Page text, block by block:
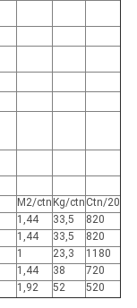
M2/ctn Kg/ctn Ctn/20
1,44 33,5
820
1,44 33,5
820
1 23,3
1180
1,44 38
720
1,92 52 520